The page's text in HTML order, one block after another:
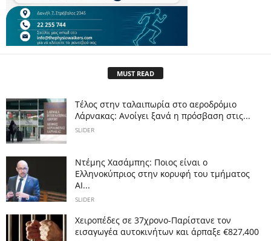
MUST READ
Tέλος στην ταλαιπωρία στο αεροδρόμιο
Λάρνακας: Ανοίγει ξανά η πρόσβαση στις...
SLIDER
Ντέμης Χασάμπης: Ποιος είναι ο
Ελληνοκύπριος στην κορυφή του τμήματος
AI...
SLIDER
Χειροπέδες σε 37χρονο-Παρίστανε τον
εισαγωγέα αυτοκινήτων και άρπαξε €827,400